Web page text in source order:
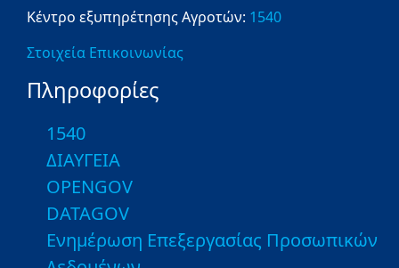
Κέντρο εξυπηρέτησης Αγροτών: 1540
Στοιχεία Επικοινωνίας
Πληροφορίες
1540
ΔΙΑΥΓΕΙΑ
OPENGOV
DATAGOV
Ενημέρωση Επεξεργασίας Προσωπικών